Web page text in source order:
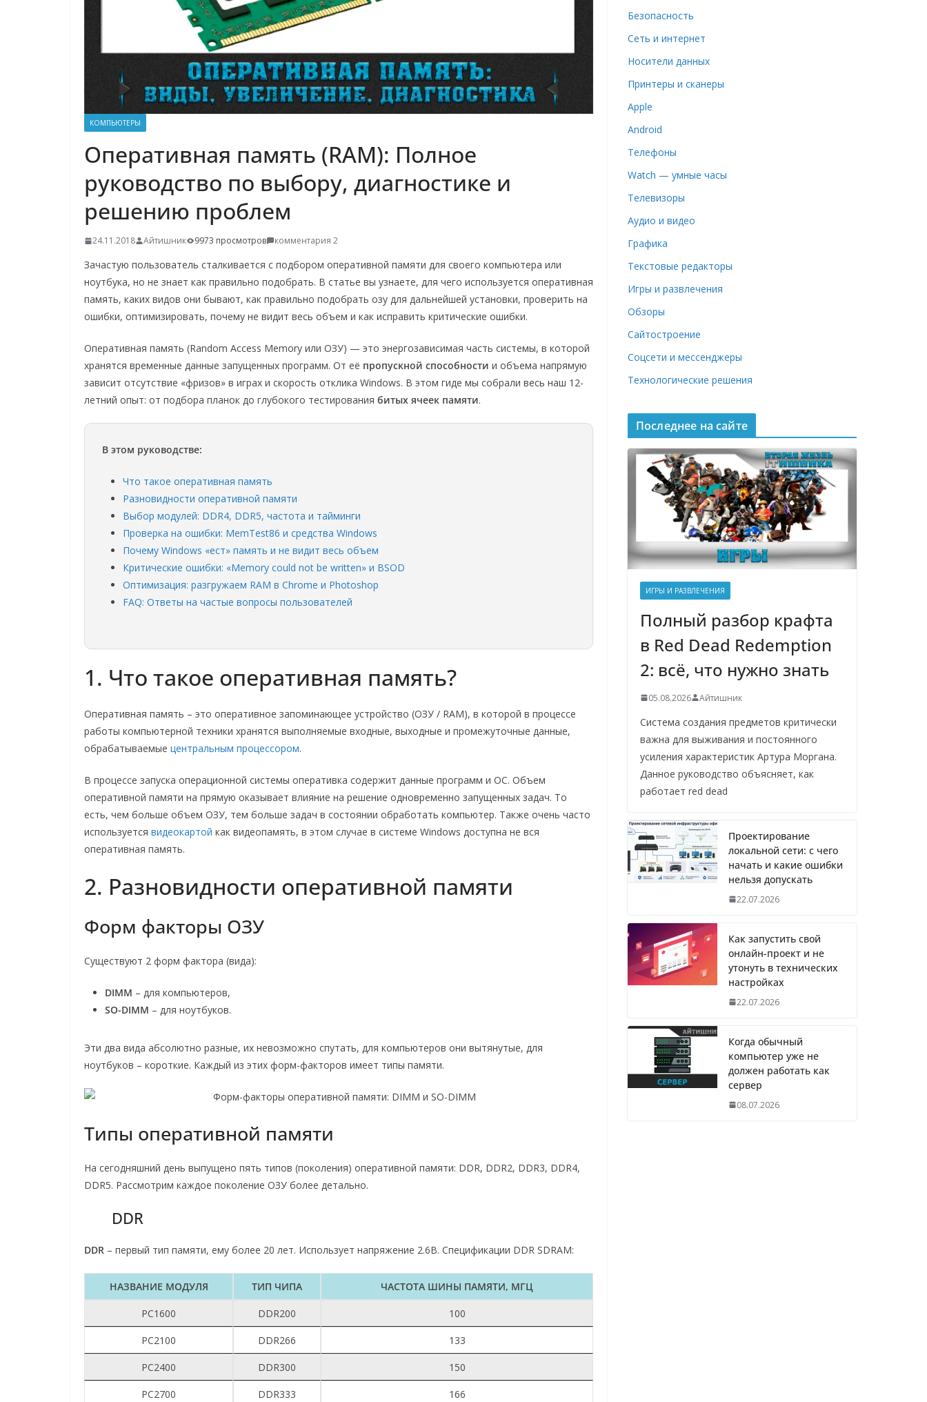
КОМПЬЮТЕРЫ
Оперативная память (RAM): Полное
руководство по выбору, диагностике и
решению проблем
24.11.2018 Айтишник 9973 просмотров комментария 2
Зачастую пользователь сталкивается с подбором оперативной памяти для своего компьютера или
ноутбука, но не знает как правильно подобрать. В статье вы узнаете, для чего используется оперативная
память, каких видов они бывают, как правильно подобрать озу для дальнейшей установки, проверить на
ошибки, оптимизировать, почему не видит весь объем и как исправить критические ошибки.
Оперативная память (Random Access Memory или ОЗУ) — это энергозависимая часть системы, в которой
хранятся временные данные запущенных программ. От её пропускной способности и объема напрямую
зависит отсутствие «фризов» в играх и скорость отклика Windows. В этом гиде мы собрали весь наш 12-
летний опыт: от подбора планок до глубокого тестирования битых ячеек памяти.
В этом руководстве:
Что такое оперативная память
Разновидности оперативной памяти
Выбор модулей: DDR4, DDR5, частота и тайминги
Проверка на ошибки: MemTest86 и средства Windows
Почему Windows «ест» память и не видит весь объем
Критические ошибки: «Memory could not be written» и BSOD
Оптимизация: разгружаем RAM в Chrome и Photoshop
FAQ: Ответы на частые вопросы пользователей
1. Что такое оперативная память?
Оперативная память – это оперативное запоминающее устройство (ОЗУ / RAM), в которой в процессе
работы компьютерной техники хранятся выполняемые входные, выходные и промежуточные данные,
обрабатываемые центральным процессором.
В процессе запуска операционной системы оперативка содержит данные программ и ОС. Объем
оперативной памяти на прямую оказывает влияние на решение одновременно запущенных задач. То
есть, чем больше объем ОЗУ, тем больше задач в состоянии обработать компьютер. Также очень часто
используется видеокартой как видеопамять, в этом случае в системе Windows доступна не вся
оперативная память.
2. Разновидности оперативной памяти
Форм факторы ОЗУ
Существуют 2 форм фактора (вида):
DIMM – для компьютеров,
SO-DIMM – для ноутбуков.
Эти два вида абсолютно разные, их невозможно спутать, для компьютеров они вытянутые, для
ноутбуков – короткие. Каждый из этих форм-факторов имеет типы памяти.
Типы оперативной памяти
На сегодняшний день выпущено пять типов (поколения) оперативной памяти: DDR, DDR2, DDR3, DDR4,
DDR5. Рассмотрим каждое поколение ОЗУ более детально.
DDR
DDR – первый тип памяти, ему более 20 лет. Использует напряжение 2.6В. Спецификации DDR SDRAM:
НАЗВАНИЕ МОДУЛЯ ТИП ЧИПА ЧАСТОТА ШИНЫ ПАМЯТИ, МГЦ
PC1600 DDR200 100
PC2100 DDR266 133
PC2400 DDR300 150
PC2700 DDR333 166
Безопасность
Сеть и интернет
Носители данных
Принтеры и сканеры
Apple
Android
Телефоны
Watch — умные часы
Телевизоры
Аудио и видео
Графика
Текстовые редакторы
Игры и развлечения
Обзоры
Сайтостроение
Соцсети и мессенджеры
Технологические решения
Последнее на сайте
ИГРЫ И РАЗВЛЕЧЕНИЯ
Полный разбор крафта
в Red Dead Redemption
2: всё, что нужно знать
05.08.2026 Айтишник
Система создания предметов критически
важна для выживания и постоянного
усиления характеристик Артура Моргана.
Данное руководство объясняет, как
работает red dead
Проектирование
локальной сети: с чего
начать и какие ошибки
нельзя допускать
22.07.2026
Как запустить свой
онлайн-проект и не
утонуть в технических
настройках
22.07.2026
Когда обычный
компьютер уже не
должен работать как
сервер
08.07.2026